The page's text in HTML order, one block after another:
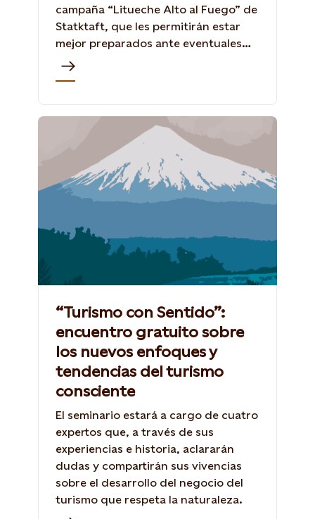
campaña “Litueche Alto al Fuego” de
Statktaft, que les permitirán estar
mejor preparados ante eventuales
incendios forestales.
“Turismo con Sentido”:
encuentro gratuito sobre
los nuevos enfoques y
tendencias del turismo
consciente
El seminario estará a cargo de cuatro
expertos que, a través de sus
experiencias e historia, aclararán
dudas y compartirán sus vivencias
sobre el desarrollo del negocio del
turismo que respeta la naturaleza.